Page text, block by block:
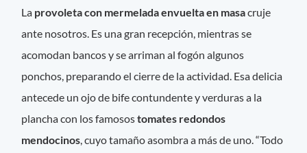
La provoleta con mermelada envuelta en masacruje
ante nosotros. Es una gran recepción, mientras se
acomodan bancos y se arriman al fogón algunos
ponchos, preparando el cierre de la actividad. Esa delicia
antecede un ojo de bife contundente y verduras a la
plancha con los famosostomates redondos
mendocinos , cuyo tamaño asombra a más de uno. “Todo